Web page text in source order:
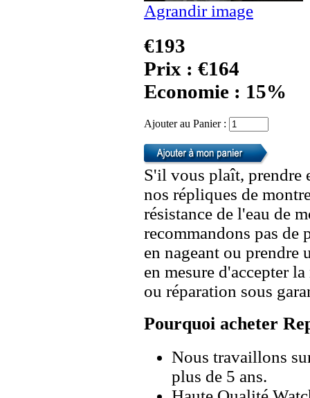
Agrandir image
€193
Prix : €164
Economie : 15%
Ajouter au Panier :
S'il vous plaît, prendre
nos répliques de
résistance de l'eau de
recommandons pas de
en nageant ou prendre
en mesure d'accepter
ou réparation sous
Pourquoi acheter
Nous travaillons
plus de 5 ans.